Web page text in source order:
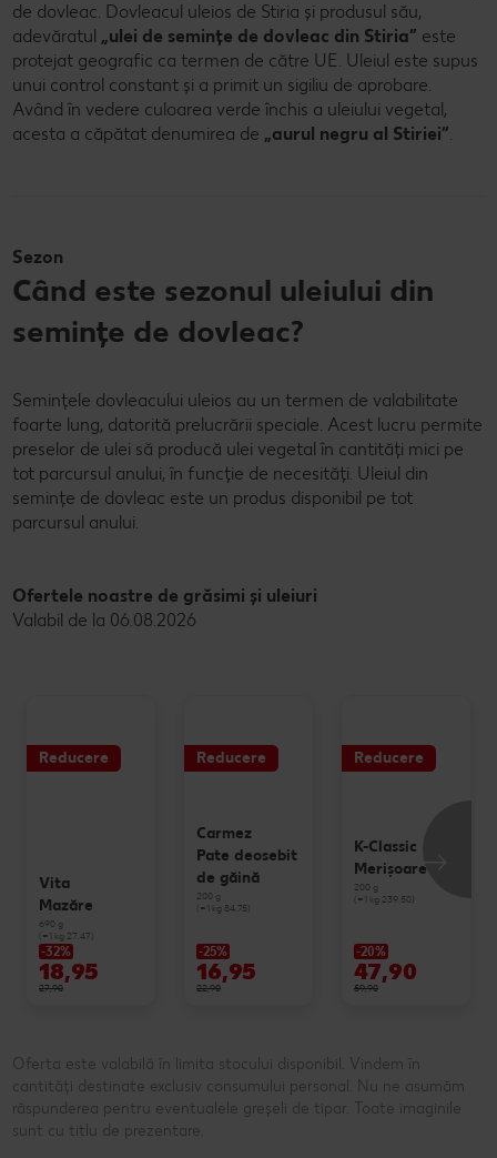
de dovleac. Dovleacul uleios de Stiria și produsul său,
adevăratul „ulei de semințe de dovleac din Stiria” este
protejat geografic ca termen de către UE. Uleiul este supus
unui control constant și a primit un sigiliu de aprobare.
Având în vedere culoarea verde închis a uleiului vegetal,
acesta a căpătat denumirea de „aurul negru al Stiriei”.
Sezon
Când este sezonul uleiului din
semințe de dovleac?
Semințele dovleacului uleios au un termen de valabilitate
foarte lung, datorită prelucrării speciale. Acest lucru permite
preselor de ulei să producă ulei vegetal în cantități mici pe
tot parcursul anului, în funcție de necesități. Uleiul din
semințe de dovleac este un produs disponibil pe tot
parcursul anului.
Ofertele noastre de grăsimi și uleiuri
Valabil de la 06.08.2026
Reducere
Vita
Mazăre
690 g
(=1 kg 27.47)
-32%
18,95
27,90
Reducere
Carmez
Pate deosebit
de găină
200 g
(=1 kg 84.75)
-25%
16,95
22,90
Reducere
K-Classic
Merişoare
200 g
(=1 kg 239.50)
-20%
47,90
59,90
Oferta este valabilă în limita stocului disponibil. Vindem în
cantități destinate exclusiv consumului personal. Nu ne asumăm
răspunderea pentru eventualele greșeli de tipar. Toate imaginile
sunt cu titlu de prezentare.